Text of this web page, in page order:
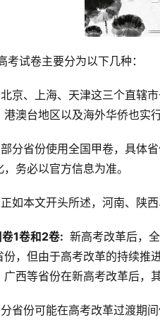
考试卷主要分为以下几种：
北京、上海、天津这三个直辖
澳台地区以及海外华侨也实行
部分省份使用全国甲卷，具体
务必以官方信息为准。
正如本文开头所述，河南、陕
卷1卷和2卷:
新高考改革后，
份，但由于高考改革的持续推
广西等省份在新高考改革后，
省份可能在高考改革过渡期